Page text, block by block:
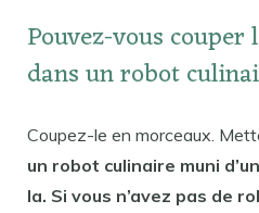
Pouvez-vous
dans un robot
Coupez-le en morceaux.
un robot culinaire muni
la. Si vous n’avez pas de